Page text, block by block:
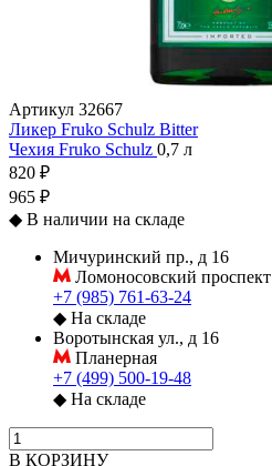
Артикул 32667
Ликер Fruko Schulz Bitter
Чехия Fruko Schulz 0,7 л
820 ₽
965 ₽
◆ В наличии на складе
Мичуринский пр., д 16
Ломоносовский проспект
+7 (985) 761-63-24
◆ На складе
Воротынская ул., д 16
Планерная
+7 (499) 500-19-48
◆ На складе
В КОРЗИНУ